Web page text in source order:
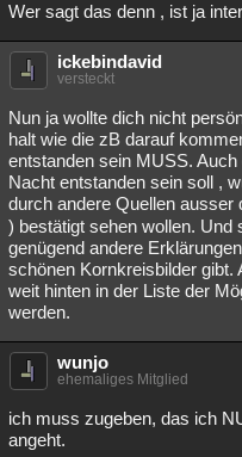
Wer sagt das denn , ist ja
ickebindavid
versteckt
Nun ja wollte dich nicht
halt wie die zB darauf
entstanden sein MUSS.
Nacht entstanden sein soll ,
durch andere Quellen
) bestätigt sehen wollen. Und
genügend andere
schönen Kornkreisbilder gibt.
weit hinten in der Liste der
werden.
wunjo
ehemaliges Mitglied
ich muss zugeben, das ich
angeht.